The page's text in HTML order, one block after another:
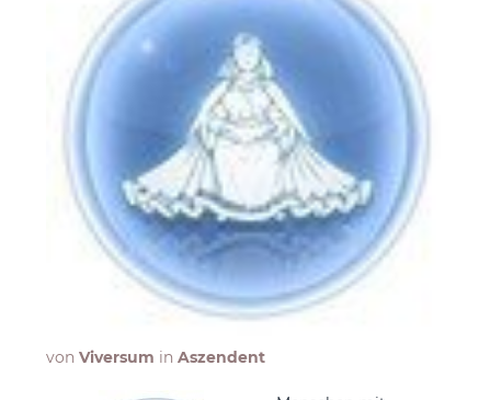
von Viversum in Aszendent